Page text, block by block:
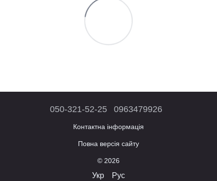
050-321-52-25 0963479926
Контактна інформація
Повна версія сайту
© 2026
Укр Рус